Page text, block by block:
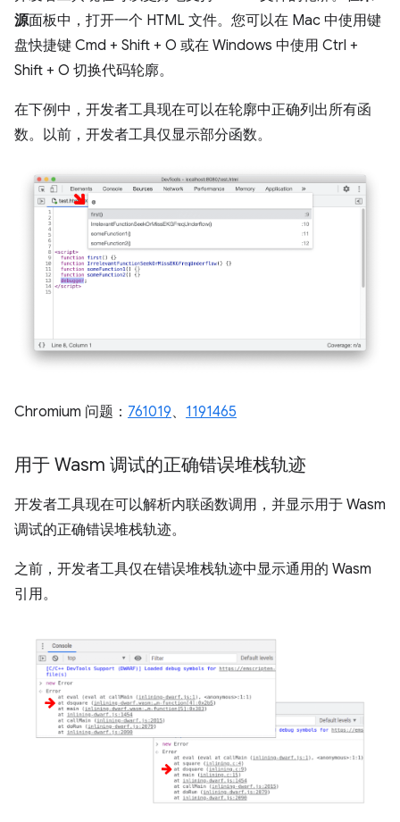
源面板中，打开一个 HTML 文件。您可以在 Mac 中使用键
盘快捷键 Cmd + Shift + O 或在 Windows 中使用 Ctrl +
Shift + O 切换代码轮廓。
在下例中，开发者工具现在可以在轮廓中正确列出所有函
数。以前，开发者工具仅显示部分函数。
Chromium 问题： 761019、 1191465
用于 Wasm 调试的正确错误堆栈轨迹
开发者工具现在可以解析内联函数调用，并显示用于 Wasm
调试的正确错误堆栈轨迹。
之前，开发者工具仅在错误堆栈轨迹中显示通用的 Wasm
引用。